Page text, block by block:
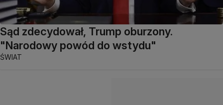
Sąd zdecydował, Trump oburzony.
"Narodowy powód do wstydu"
ŚWIAT